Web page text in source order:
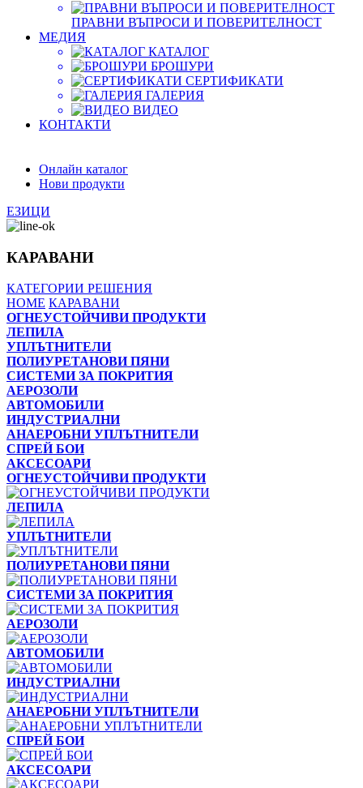
ПРАВНИ ВЪПРОСИ И ПОВЕРИТЕЛНОСТ
МЕДИЯ
КАТАЛОГ
БРОШУРИ
СЕРТИФИКАТИ
ГАЛЕРИЯ
ВИДЕО
КОНТАКТИ
Онлайн каталог
Нови продукти
ЕЗИЦИ
КАРАВАНИ
КАТЕГОРИИ РЕШЕНИЯ
HOME КАРАВАНИ
ОГНЕУСТОЙЧИВИ ПРОДУКТИ
ЛЕПИЛА
УПЛЪТНИТЕЛИ
ПОЛИУРЕТАНОВИ ПЯНИ
СИСТЕМИ ЗА ПОКРИТИЯ
АЕРОЗОЛИ
АВТОМОБИЛИ
ИНДУСТРИАЛНИ
АНАЕРОБНИ УПЛЪТНИТЕЛИ
СПРЕЙ БОИ
АКСЕСОАРИ
ОГНЕУСТОЙЧИВИ ПРОДУКТИ
ЛЕПИЛА
УПЛЪТНИТЕЛИ
ПОЛИУРЕТАНОВИ ПЯНИ
СИСТЕМИ ЗА ПОКРИТИЯ
АЕРОЗОЛИ
АВТОМОБИЛИ
ИНДУСТРИАЛНИ
АНАЕРОБНИ УПЛЪТНИТЕЛИ
СПРЕЙ БОИ
АКСЕСОАРИ